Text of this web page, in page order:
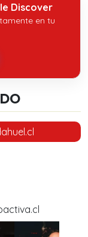
Discover
en tu